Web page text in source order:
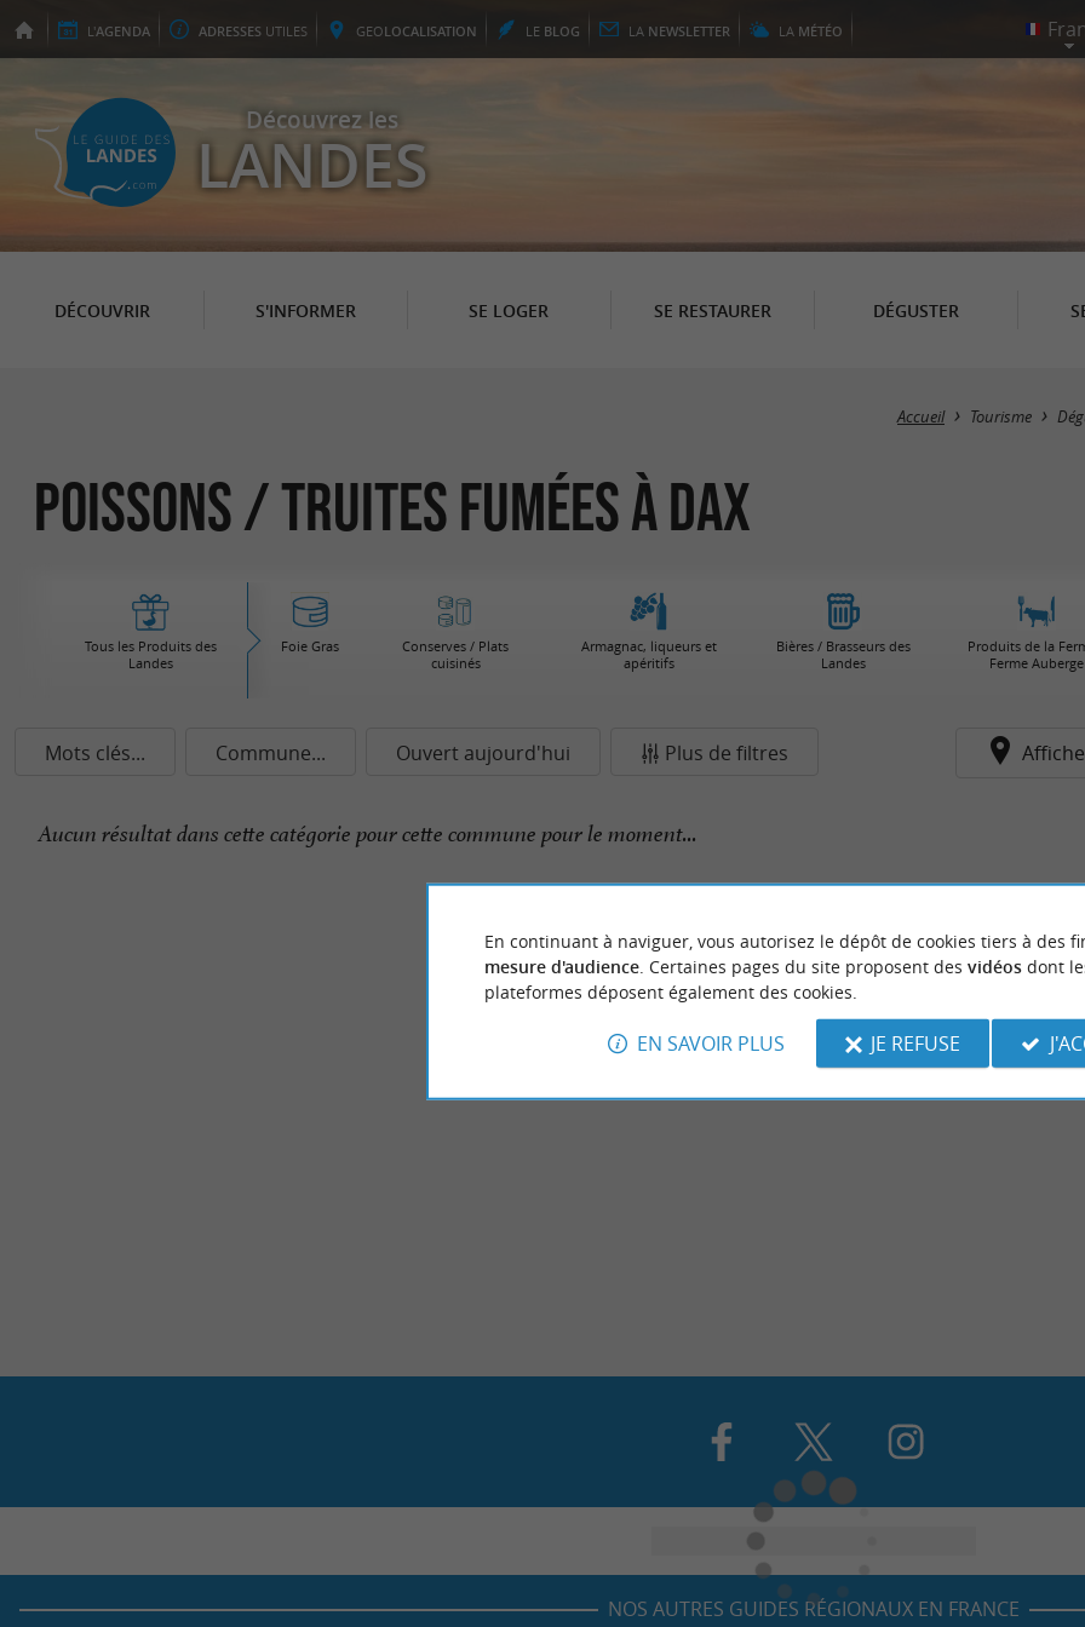
L'AGENDA ADRESSES UTILES GEOLOCALISATION LE BLOG LA NEWSLETTER LA MÉTÉO
Découvrez les
LANDES
DÉCOUVRIR S'INFORMER SE LOGER SE RESTAURER DÉGUSTER
Accueil Tourisme
Poissons / Truites Fumées à Dax
Tous les Produits des
Landes
Foie Gras
Conserves / Plats
cuisinés
Armagnac, liqueurs et
apéritifs
Bières / Brasseurs des
Landes
Produits de la
Ferme Auberge
Mots clés... Commune... Ouvert aujourd'hui Plus de filtres
Aucun résultat dans cette catégorie pour cette commune pour le moment...
NOS AUTRES GUIDES RÉGIONAUX EN FRANCE
En continuant à naviguer, vous autorisez le dépôt de cookies tiers à des
mesure d'audience. Certaines pages du site proposent des vidéosdont
plateformes déposent également des cookies.
EN SAVOIR PLUS JE REFUSE